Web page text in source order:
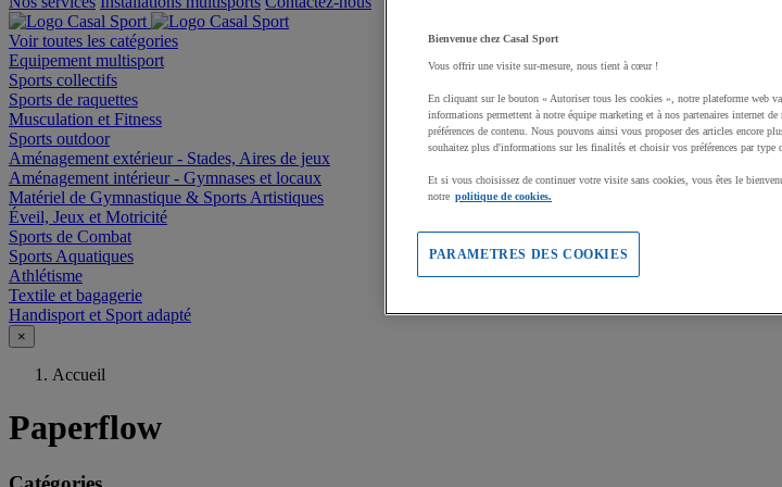
Voir toutes les catégories
Equipement multisport
Sports collectifs
Sports de raquettes
Musculation et Fitness
Sports outdoor
Aménagement extérieur - Stades, Aires de jeux
Aménagement intérieur - Gymnases et locaux
Matériel de Gymnastique & Sports Artistiques
Éveil, Jeux et Motricité
Sports de Combat
Sports Aquatiques
Athlétisme
Textile et bagagerie
Handisport et Sport adapté
×
Accueil
Paperflow
Bienvenue chez Casal Sport
Vous offrir une visite sur-mesure, nous tient à cœur !
En cliquant sur le bouton « Autoriser tous les cookies », notre plateforme web
informations permettent à notre équipe marketing et à nos partenaires internet
préférences de contenu. Nous pouvons ainsi vous proposer des articles encore
souhaitez plus d'informations sur les finalités et choisir vos préférences par type
Et si vous choisissez de continuer votre visite sans cookies, vous êtes le
notre politique de cookies.
PARAMETRES DES COOKIES